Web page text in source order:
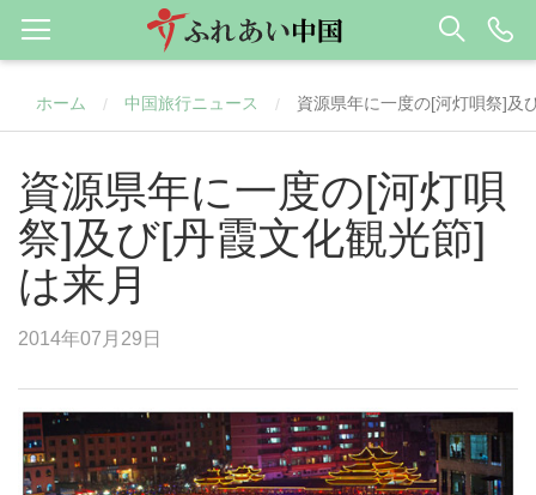
ホーム / 中国旅行ニュース / 資源県年に一度の[河灯唄祭]及
資源県年に一度の[河灯唄
祭]及び[丹霞文化観光節]
は来月
2014年07月29日